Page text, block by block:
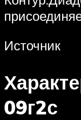
Источник
09г2с